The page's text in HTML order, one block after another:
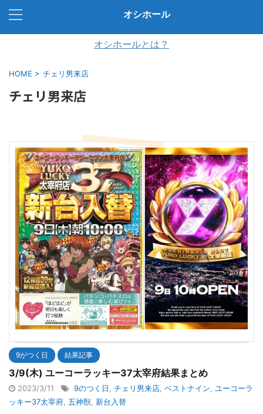
オシホール
オシホールとは？
HOME > チェリ男来店
チェリ男来店
9がつく日 結果記事
3/9(木) ユーコーラッキー37太宰府結果まとめ
2023/3/11 9のつく日, チェリ男来店, ベストナイン, ユーコーラ
ッキー37太宰府, 五神獣, 新台入替